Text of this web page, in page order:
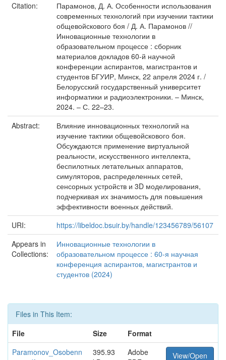
Citation:
Парамонов, Д. А. Особенности использования
современных технологий при изучении тактики
общевойскового боя / Д. А. Парамонов //
Инновационные технологии в
образовательном процессе : сборник
материалов докладов 60-й научной
конференции аспирантов, магистрантов и
студентов БГУИР, Минск, 22 апреля 2024 г. /
Белорусский государственный университет
информатики и радиоэлектроники. – Минск,
2024. – С. 22–23.
Abstract:
Влияние инновационных технологий на
изучение тактики общевойскового боя.
Обсуждаются применение виртуальной
реальности, искусственного интеллекта,
беспилотных летательных аппаратов,
симуляторов, распределенных сетей,
сенсорных устройств и 3D моделирования,
подчеркивая их значимость для повышения
эффективности военных действий.
URI:
https://libeldoc.bsuir.by/handle/123456789/56107
Appears in
Collections:
Инновационные технологии в
образовательном процессе : 60-я научная
конференция аспирантов, магистрантов и
студентов (2024)
Files in This Item:
File
Size
Format
Paramonov_Osobenn
395.93
Adobe
View/Open